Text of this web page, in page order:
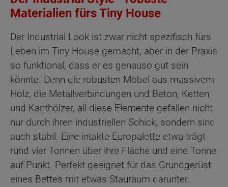
Materialien fürs Tiny House
Der Industrial Look ist zwar nicht spezifisch fürs
Leben im Tiny House gemacht, aber in der Praxis
so funktional, dass er es genauso gut sein
könnte. Denn die robusten Möbel aus massivem
Holz, die Metallverbindungen und Beton, Ketten
und Kanthölzer, all diese Elemente gefallen nicht
nur durch ihren industriellen Schick, sondern sind
auch stabil. Eine intakte Europalette etwa trägt
rund vier Tonnen über ihre Fläche und eine Tonne
auf Punkt. Perfekt geeignet für das Grundgerüst
eines Bettes mit etwas Stauraum darunter.